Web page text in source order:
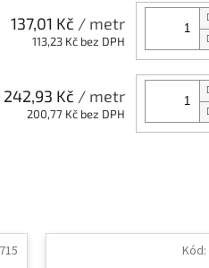
Kód:
137,01 Kč / metr
113,23 Kč bez DPH
242,93 Kč / metr
200,77 Kč bez DPH